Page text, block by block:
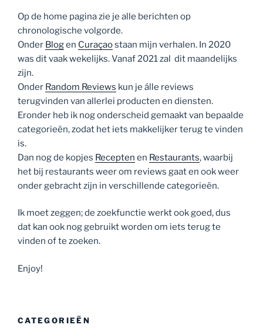
Op de home pagina zie je alle berichten op
chronologische volgorde.
Onder Blogen Curaçaostaan mijn verhalen. In 2020
was dit vaak wekelijks. Vanaf 2021 zal dit maandelijks
zijn.
Onder Random Reviews kun je álle reviews
terugvinden van allerlei producten en diensten.
Eronder heb ik nog onderscheid gemaakt van bepaalde
categorieën, zodat het iets makkelijker terug te vinden
is.
Dan nog de kopjes Recepten en Restaurants, waarbij
het bij restaurants weer om reviews gaat en ook weer
onder gebracht zijn in verschillende categorieën.
Ik moet zeggen; de zoekfunctie werkt ook goed, dus
dat kan ook nog gebruikt worden om iets terug te
vinden of te zoeken.
Enjoy!
CATEGORIEËN